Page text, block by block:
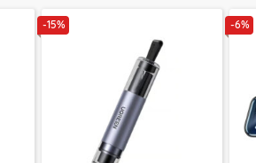
-15% -6%